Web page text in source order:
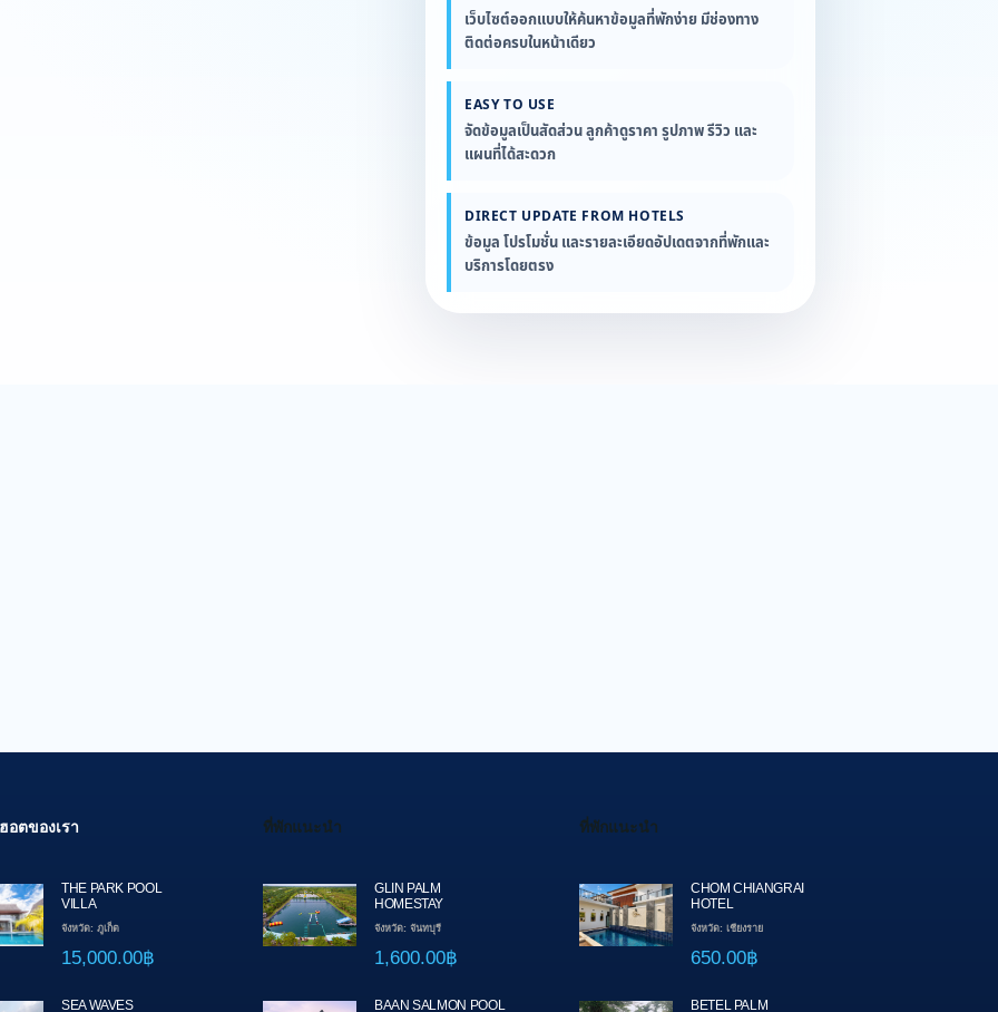
เว็บไซต์ออกแบบให้ค้นหาข้อมูลที่พักง่าย มีช่องทาง
ติดต่อครบในหน้าเดียว
EASY TO USE
จัดข้อมูลเป็นสัดส่วน ลูกค้าดูราคา รูปภาพ รีวิว และ
แผนที่ได้สะดวก
DIRECT UPDATE FROM HOTELS
ข้อมูล โปรโมชั่น และรายละเอียดอัปเดตจากที่พักและ
บริการโดยตรง
อตของเรา
THE PARK POOL
VILLA
จังหวัด: ภูเก็ต
15,000.00฿
SEA WAVES
ที่พักแนะนำ
GLIN PALM
HOMESTAY
จังหวัด: จันทบุรี
1,600.00฿
BAAN SALMON POOL
ที่พักแนะนำ
CHOM CHIANGRAI
HOTEL
จังหวัด: เชียงราย
650.00฿
BETEL PALM